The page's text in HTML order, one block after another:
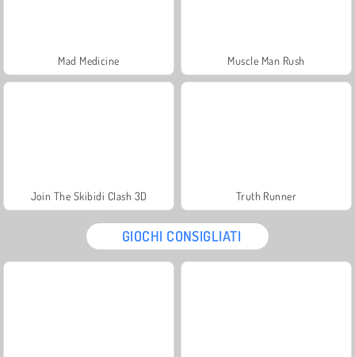
Mad Medicine Muscle Man Rush
Join The Skibidi Clash 3D Truth Runner
GIOCHI CONSIGLIATI